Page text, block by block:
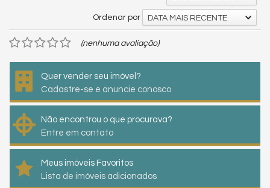
Ordenar por DATA MAIS RECENTE
(nenhuma avaliação)
Quer vender seu imóvel?
Cadastre-se e anuncie conosco
Não encontrou o que procurava?
Entre em contato
Meus imóveis Favoritos
Lista de imóveis adicionados